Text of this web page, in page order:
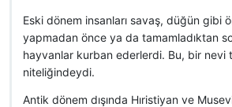
Eski dönem insanları savaş, düğün gibi
yapmadan önce ya da tamamladıktan
hayvanlar kurban ederlerdi. Bu, bir nevi
niteliğindeydi.
Antik dönem dışında Hıristiyan ve